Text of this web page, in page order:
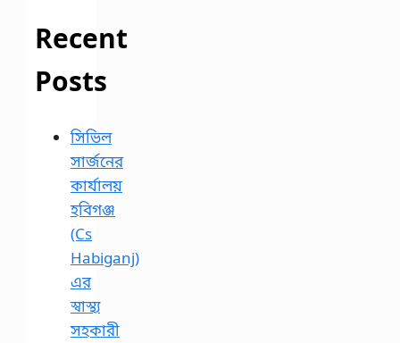
Recent
Posts
সিভিল
সার্জনের
কার্যালয়
হবিগঞ্জ
(Cs
Habiganj)
এর
স্বাস্থ্য
সহকারী